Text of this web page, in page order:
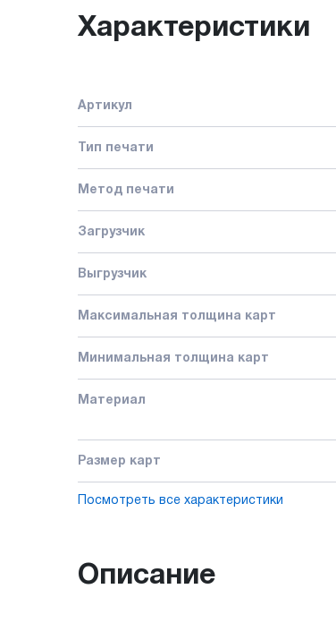
Характеристики
Артикул
Тип печати
Метод печати
Загрузчик
Выгрузчик
Максимальная толщина карт
Минимальная толщина карт
Материал
Размер карт
Посмотреть все характеристики
Описание